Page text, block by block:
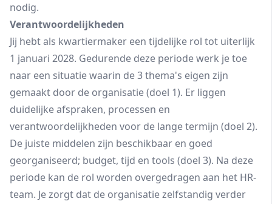
nodig.
Verantwoordelijkheden
Jij hebt als kwartiermaker een tijdelijke rol tot uiterlijk
1 januari 2028. Gedurende deze periode werk je toe
naar een situatie waarin de 3 thema's eigen zijn
gemaakt door de organisatie (doel 1). Er liggen
duidelijke afspraken, processen en
verantwoordelijkheden voor de lange termijn (doel 2).
De juiste middelen zijn beschikbaar en goed
georganiseerd; budget, tijd en tools (doel 3). Na deze
periode kan de rol worden overgedragen aan het HR-
team. Je zorgt dat de organisatie zelfstandig verder